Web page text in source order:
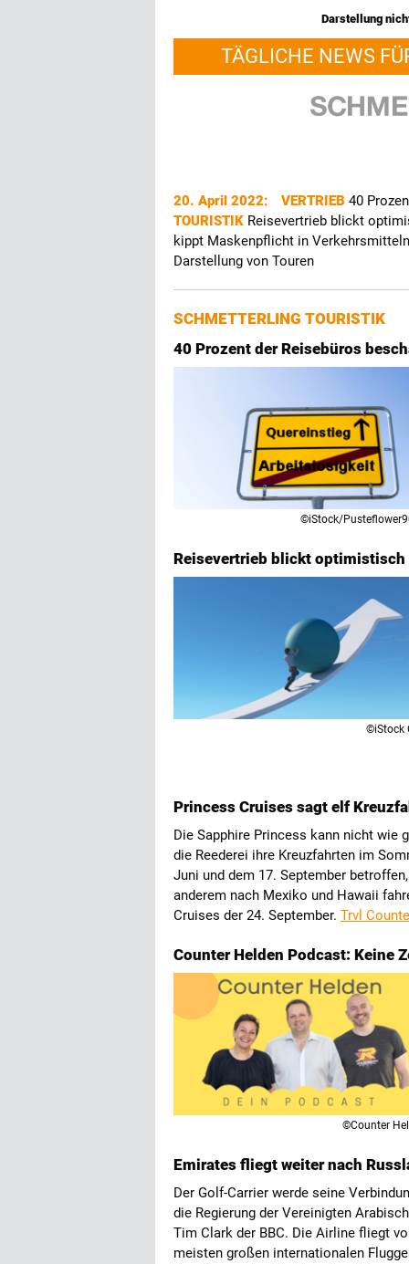
Darstellung
TÄGLICHE NEWS
20. April 2022: VERTRIEB 40
TOURISTIK Reisevertrieb blickt
kippt Maskenpflicht in
Darstellung von Touren
SCHMETTERLING TOURISTIK
40 Prozent der Reisebüros
©iStock/
Reisevertrieb blickt optimistisch
©iStock
Princess Cruises sagt elf
Die Sapphire Princess kann nicht wie
die Reederei ihre Kreuzfahrten im
Juni und dem 17. September
anderem nach Mexiko und Hawaii
Cruises der 24. September. Trvl
Counter Helden Podcast: Keine
©Counter
Emirates fliegt weiter nach
Der Golf-Carrier werde seine
die Regierung der Vereinigten
Tim Clark der BBC. Die Airline fliegt
meisten großen internationalen